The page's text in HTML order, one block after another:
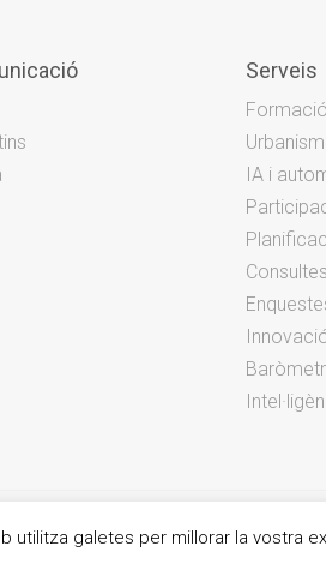
Serveis
IA i
utilitza galetes per millorar la vostra